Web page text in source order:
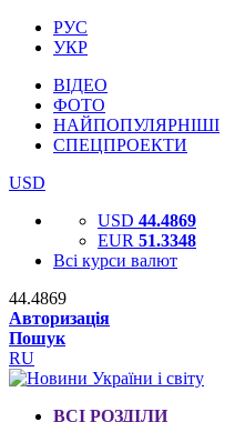
РУС
УКР
ВІДЕО
ФОТО
НАЙПОПУЛЯРНІШІ
СПЕЦПРОЕКТИ
USD
USD 44.4869
EUR 51.3348
Всі курси валют
44.4869
Авторизація
Пошук
RU
ВСІ РОЗДІЛИ